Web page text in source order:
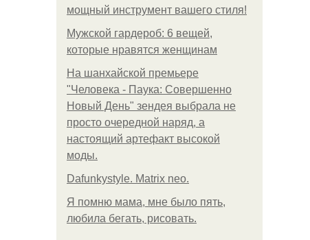
мощный инструмент вашего стиля!
Мужской гардероб: 6 вещей,
которые нравятся женщинам
На шанхайской премьере
"Человека - Паука: Совершенно
Новый День" зендея выбрала не
просто очередной наряд, а
настоящий артефакт высокой
моды.
Dafunkystyle. Matrix neo.
Я помню мама, мне было пять,
любила бегать, рисовать.